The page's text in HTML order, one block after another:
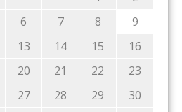
6 7 8
9
13 14 15
16
20 21 22
23
27 28 29
30